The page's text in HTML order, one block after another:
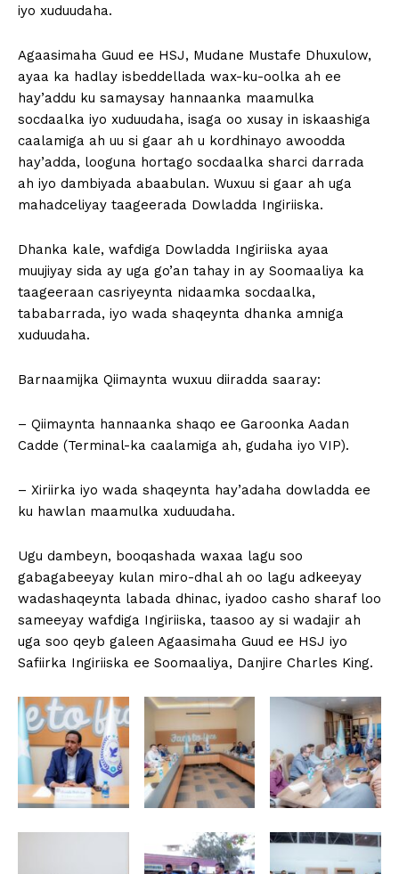
iyo xuduudaha.
Agaasimaha Guud ee HSJ, Mudane Mustafe Dhuxulow,
ayaa ka hadlay isbeddellada wax-ku-oolka ah ee
hay’addu ku samaysay hannaanka maamulka
socdaalka iyo xuduudaha, isaga oo xusay in iskaashiga
caalamiga ah uu si gaar ah u kordhinayo awoodda
hay’adda, looguna hortago socdaalka sharci darrada
ah iyo dambiyada abaabulan. Wuxuu si gaar ah uga
mahadceliyay taageerada Dowladda Ingiriiska.
Dhanka kale, wafdiga Dowladda Ingiriiska ayaa
muujiyay sida ay uga go’an tahay in ay Soomaaliya ka
taageeraan casriyeynta nidaamka socdaalka,
tababarrada, iyo wada shaqeynta dhanka amniga
xuduudaha.
Barnaamijka Qiimaynta wuxuu diiradda saaray:
– Qiimaynta hannaanka shaqo ee Garoonka Aadan
Cadde (Terminal-ka caalamiga ah, gudaha iyo VIP).
– Xiriirka iyo wada shaqeynta hay’adaha dowladda ee
ku hawlan maamulka xuduudaha.
Ugu dambeyn, booqashada waxaa lagu soo
gabagabeeyay kulan miro-dhal ah oo lagu adkeeyay
wadashaqeynta labada dhinac, iyadoo casho sharaf loo
sameeyay wafdiga Ingiriiska, taasoo ay si wadajir ah
uga soo qeyb galeen Agaasimaha Guud ee HSJ iyo
Safiirka Ingiriiska ee Soomaaliya, Danjire Charles King.